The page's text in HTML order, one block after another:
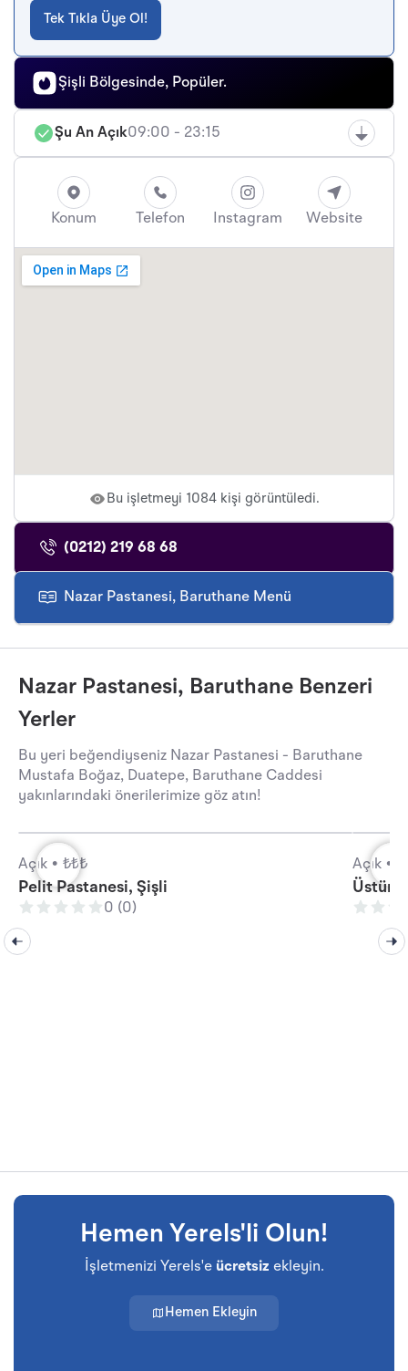
Tek Tıkla Üye Ol!
Şişli Bölgesinde, Popüler.
Şu An Açık09:00 - 23:15
Konum Telefon Instagram Website
Bu işletmeyi 1084 kişi görüntüledi.
(0212) 219 68 68
Nazar Pastanesi, Baruthane Menü
Nazar Pastanesi, Baruthane Benzeri
Yerler
Bu yeri beğendiyseniz Nazar Pastanesi - Baruthane
Mustafa Boğaz, Duatepe, Baruthane Caddesi
yakınlarındaki önerilerimize göz atın!
Açık • ₺₺₺
Pelit Pastanesi, Şişli
0 (0)
Açık •
Üstün
Hemen Yerels'li Olun!
İşletmenizi Yerels'e ücretsiz ekleyin.
Hemen Ekleyin